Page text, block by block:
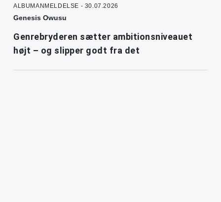
ALBUMANMELDELSE - 30.07.2026
Genesis Owusu
Genrebryderen sætter ambitionsniveauet
højt – og slipper godt fra det